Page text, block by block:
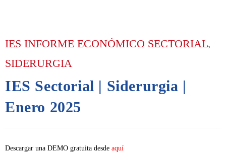
IES INFORME ECONÓMICO SECTORIAL,
SIDERURGIA
IES Sectorial | Siderurgia |
Enero 2025
Descargar una DEMO gratuita desde aquí